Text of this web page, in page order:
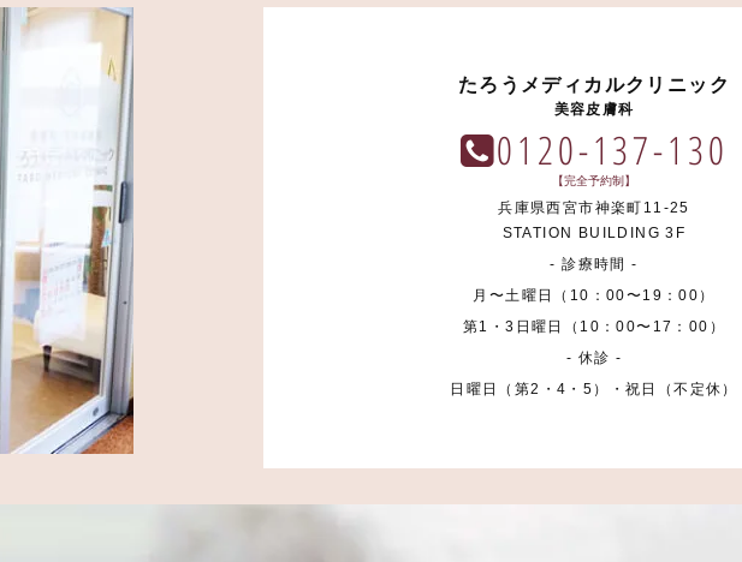
たろうメディカルクリニック
美容皮膚科
0120-137-130
【完全予約制】
兵庫県西宮市神楽町11-25
STATION BUILDING 3F
- 診療時間 -
月〜土曜日（10：00〜19：00）
第1・3日曜日（10：00〜17：00）
- 休診 -
日曜日（第2・4・5）・祝日（不定休）